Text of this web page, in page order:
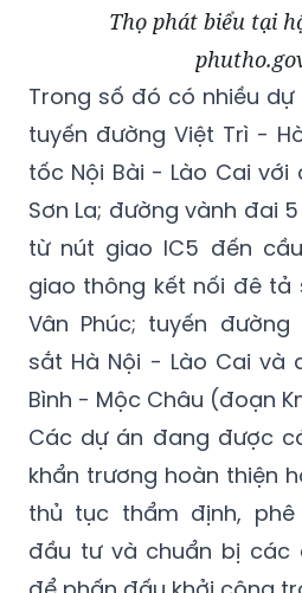
Thọ phát biểu tại
Trong số đó có nhiều
tuyến đường Việt Trì -
tốc Nội Bài - Lào Cai với
Sơn La; đường vành đai
từ nút giao IC5 đến
giao thông kết nối đê tả
Vân Phúc; tuyến
sắt Hà Nội - Lào Cai và
Bình - Mộc Châu (đoạn
Các dự án đang được
khẩn trương hoàn thiện
thủ tục thẩm định,
đầu tư và chuẩn bị các